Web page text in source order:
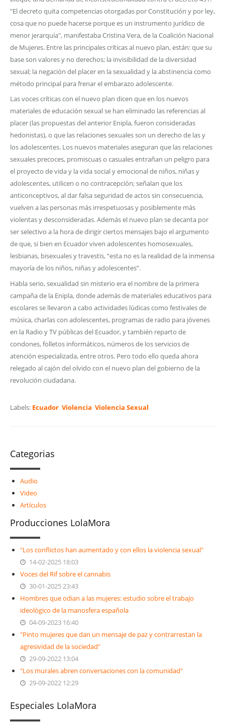
"El decreto quita competencias otorgadas por Constitución y por ley,
cosa que no puede hacerse porque es un instrumento jurídico de
menor jerarquía", manifestaba Cristina Vera, de la Coalición Nacional
de Mujeres. Entre las principales críticas al nuevo plan, están: que su
base son valores y no derechos; la invisibilidad de la diversidad
sexual; la negación del placer en la sexualidad y la abstinencia como
método principal para frenar el embarazo adolescente.
Las voces críticas con el nuevo plan dicen que en los nuevos
materiales de educación sexual se han eliminado las referencias al
placer (las propuestas del anterior Enipla, fueron consideradas
hedonistas), o que las relaciones sexuales son un derecho de las y
los adolescentes. Los nuevos materiales aseguran que las relaciones
sexuales precoces, promiscuas o casuales entrañan un peligro para
el proyecto de vida y la vida social y emocional de niños, niñas y
adolescentes, utilicen o no contracepción; señalan que los
anticonceptivos, al dar falsa seguridad de actos sin consecuencia,
vuelven a las personas más irrespetuosas y posiblemente más
violentas y desconsideradas. Además el nuevo plan se decanta por
ser selectivo a la hora de dirigir ciertos mensajes bajo el argumento
de que, si bien en Ecuador viven adolescentes homosexuales,
lesbianas, bisexuales y travestis, “esta no es la realidad de la inmensa
mayoría de los niños, niñas y adolescentes”.
Habla serio, sexualidad sin misterio era el nombre de la primera
campaña de la Enipla, donde además de materiales educativos para
escolares se llevaron a cabo actividades lúdicas como festivales de
música, charlas con adolescentes, programas de radio para jóvenes
en la Radio y TV públicas del Ecuador, y también reparto de
condones, folletos informáticos, números de los servicios de
atención especializada, entre otros. Pero todo ello queda ahora
relegado al cajón del olvido con el nuevo plan del gobierno de la
revolución ciudadana.
Labels: Ecuador Violencia Violencia Sexual
Categorias
Audio
Video
Artículos
Producciones LolaMora
"Los conflictos han aumentado y con ellos la violencia sexual"
14-02-2025 18:03
Voces del Rif sobre el cannabis
30-01-2025 23:43
Hombres que odian a las mujeres: estudio sobre el trabajo
ideológico de la manosfera española
04-09-2023 16:40
"Pinto mujeres que dan un mensaje de paz y contrarrestan la
agresividad de la sociedad"
29-09-2022 13:04
"Los murales abren conversaciones con la comunidad"
29-09-2022 12:29
Especiales LolaMora